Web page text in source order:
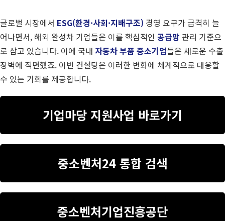
글로벌 시장에서 ESG(환경·사회·지배구조) 경영 요구가 급격히 늘
어나면서, 해외 완성차 기업들은 이를 핵심적인 공급망 관리 기준으
로 삼고 있습니다. 이에 국내 자동차 부품 중소기업들은 새로운 수출
장벽에 직면했죠. 이번 컨설팅은 이러한 변화에 체계적으로 대응할
수 있는 기회를 제공합니다.
기업마당 지원사업 바로가기
중소벤처24 통합 검색
중소벤처기업진흥공단